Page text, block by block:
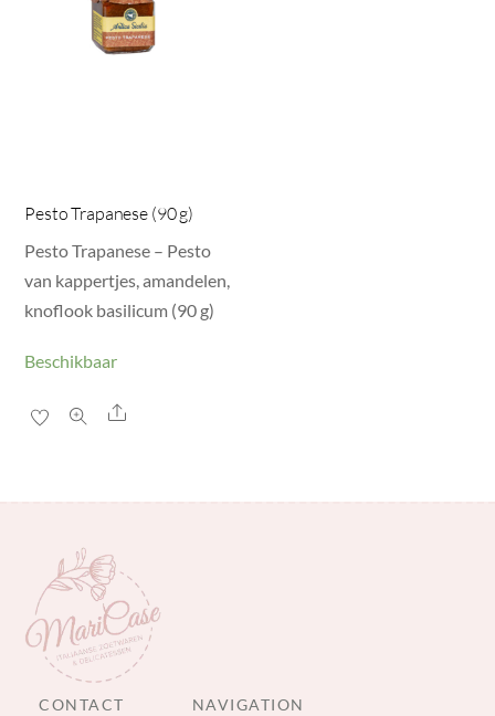
Pesto Trapanese (90 g)
Pesto Trapanese – Pesto
van kappertjes, amandelen,
knoflook basilicum (90 g)
Beschikbaar
Share
CONTACT NAVIGATION